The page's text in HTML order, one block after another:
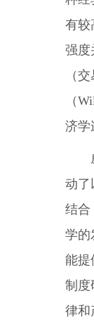
有较
强度
（
（
济学
动了
结合
学的
能提
制度
律和